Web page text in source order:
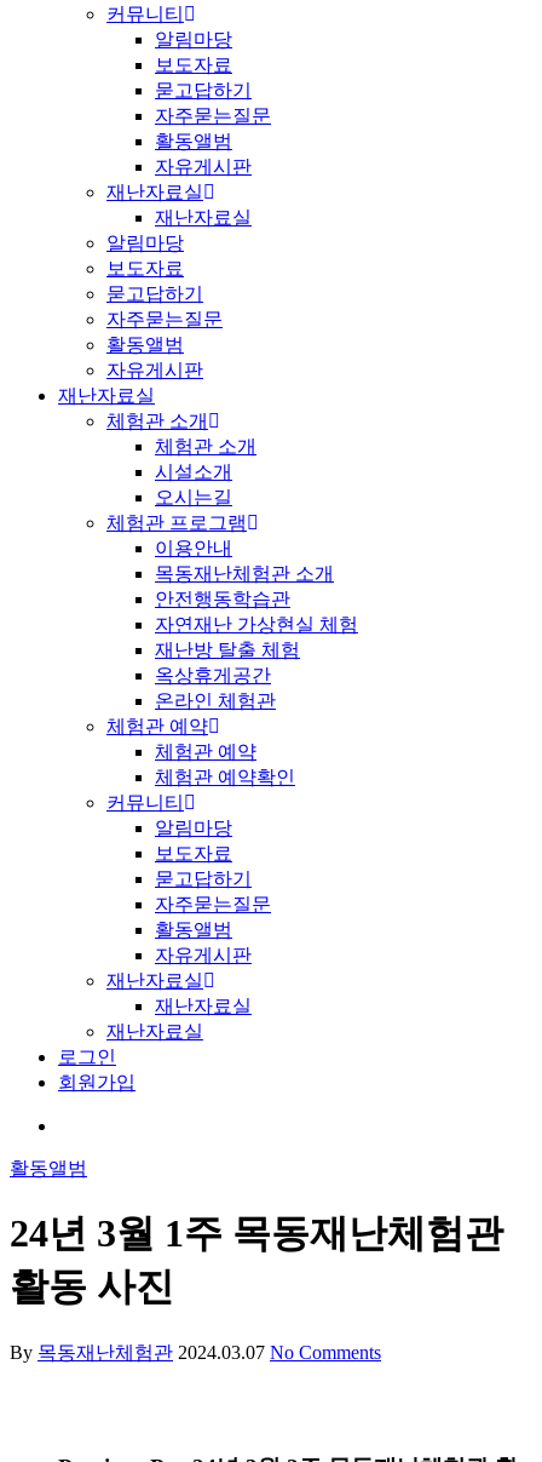
커뮤니티
알림마당
보도자료
묻고답하기
자주묻는질문
활동앨범
자유게시판
재난자료실
재난자료실
알림마당
보도자료
묻고답하기
자주묻는질문
활동앨범
자유게시판
재난자료실
체험관 소개
체험관 소개
시설소개
오시는길
체험관 프로그램
이용안내
목동재난체험관 소개
안전행동학습관
자연재난 가상현실 체험
재난방 탈출 체험
옥상휴게공간
온라인 체험관
체험관 예약
체험관 예약
체험관 예약확인
커뮤니티
알림마당
보도자료
묻고답하기
자주묻는질문
활동앨범
자유게시판
재난자료실
재난자료실
재난자료실
로그인
회원가입
활동앨범
24년 3월 1주 목동재난체험관
활동 사진
By 목동재난체험관 2024.03.07 No Comments